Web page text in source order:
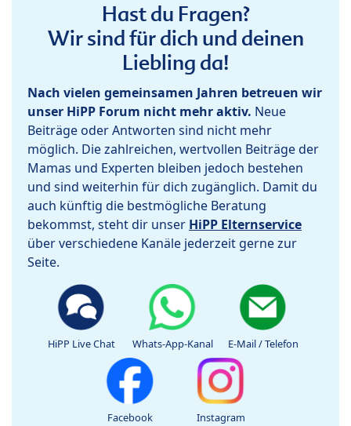
Hast du Fragen?
Wir sind für dich und deinen
Liebling da!
Nach vielen gemeinsamen Jahren betreuen wir
unser HiPP Forum nicht mehr aktiv. Neue
Beiträge oder Antworten sind nicht mehr
möglich. Die zahlreichen, wertvollen Beiträge der
Mamas und Experten bleiben jedoch bestehen
und sind weiterhin für dich zugänglich. Damit du
auch künftig die bestmögliche Beratung
bekommst, steht dir unser HiPP Elternservice
über verschiedene Kanäle jederzeit gerne zur
Seite.
HiPP Live Chat Whats-App-Kanal E-Mail / Telefon
Facebook Instagram